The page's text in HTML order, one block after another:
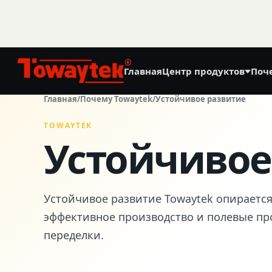
®
ГлавнаяЦентр продуктов
01
GNSS Land Leveling System AG808
Laser Land Leveling System AG606
Главная/Почему Towaytek/Устойчивое развитие
TOWAYTEK
Устойчивое развитие Towaytek
эффективное производство и полевые
переделки.